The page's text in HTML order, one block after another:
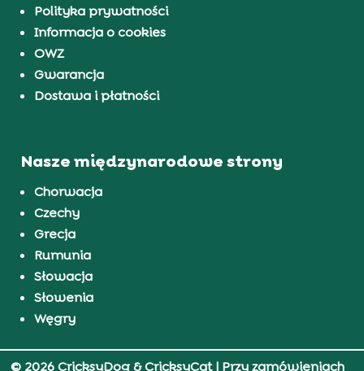
Polityka prywatności
Informacja o cookies
OWZ
Gwarancja
Dostawa i płatności
Nasze międzynarodowe strony
Chorwacja
Czechy
Grecja
Rumunia
Słowacja
Słowenia
Węgry
© 2026 CricksyDog & CricksyCat| Przy zamówieniach